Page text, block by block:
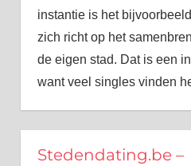
instantie is het
zich richt op het
de eigen stad. Dat is een
want veel singles vinden
Stedendating.be –